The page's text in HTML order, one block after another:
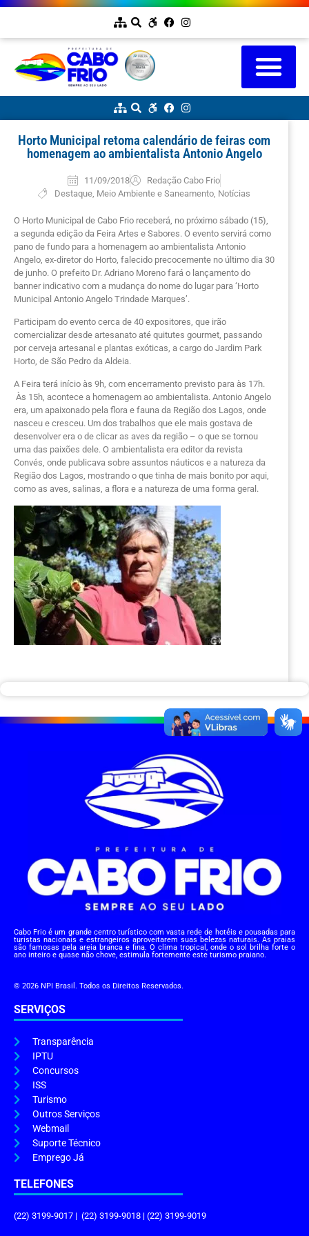
Horto Municipal retoma calendário de feiras com
homenagem ao ambientalista Antonio Angelo
11/09/2018
Redação Cabo Frio
Destaque, Meio Ambiente e Saneamento, Notícias
O Horto Municipal de Cabo Frio receberá, no próximo sábado (15),
a segunda edição da Feira Artes e Sabores. O evento servirá como
pano de fundo para a homenagem ao ambientalista Antonio
Angelo, ex-diretor do Horto, falecido precocemente no último dia 30
de junho. O prefeito Dr. Adriano Moreno fará o lançamento do
banner indicativo com a mudança do nome do lugar para ‘Horto
Municipal Antonio Angelo Trindade Marques’.
Participam do evento cerca de 40 expositores, que irão
comercializar desde artesanato até quitutes gourmet, passando
por cerveja artesanal e plantas exóticas, a cargo do Jardim Park
Horto, de São Pedro da Aldeia.
A Feira terá início às 9h, com encerramento previsto para às 17h.
Às 15h, acontece a homenagem ao ambientalista. Antonio Angelo
era, um apaixonado pela flora e fauna da Região dos Lagos, onde
nasceu e cresceu. Um dos trabalhos que ele mais gostava de
desenvolver era o de clicar as aves da região – o que se tornou
uma das paixões dele. O ambientalista era editor da revista
Convés, onde publicava sobre assuntos náuticos e a natureza da
Região dos Lagos, mostrando o que tinha de mais bonito por aqui,
como as aves, salinas, a flora e a natureza de uma forma geral.
Cabo Frio é um grande centro turístico com vasta rede de hotéis e pousadas para
turistas nacionais e estrangeiros aproveitarem suas belezas naturais. As praias
são famosas pela areia branca e fina. O clima tropical, onde o sol brilha forte o
ano inteiro e quase não chove, estimula fortemente este turismo praiano.
© 2026 NPI Brasil. Todos os Direitos Reservados.
SERVIÇOS
Transparência
IPTU
Concursos
ISS
Turismo
Outros Serviços
Webmail
Suporte Técnico
Emprego Já
TELEFONES
(22) 3199-9017 | (22) 3199-9018 | (22) 3199-9019